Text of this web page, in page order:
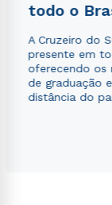
todo o
A Cruzeiro do
presente em
oferecendo os
de graduação
distância do